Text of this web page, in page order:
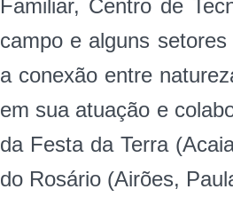
Familiar, Centro de
campo e alguns
a conexão entre
em sua atuação e
da Festa da Terra
do Rosário (Airões,